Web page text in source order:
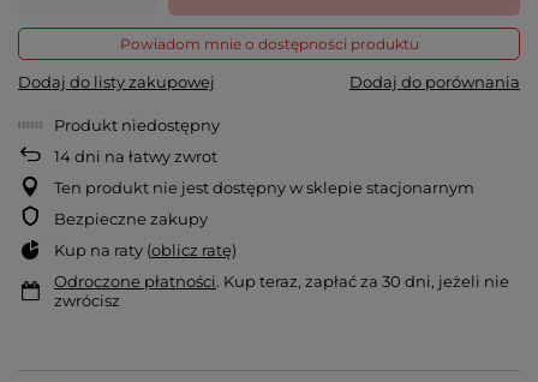
Powiadom mnie o dostępności produktu
Dodaj do listy zakupowej Dodaj do porównania
Produkt niedostępny
14dni na łatwy zwrot
Ten produkt nie jest dostępny w sklepie stacjonarnym
Bezpieczne zakupy
Kup na raty (oblicz ratę)
Odroczone płatności. Kup teraz, zapłać za 30 dni, jeżeli nie
zwrócisz